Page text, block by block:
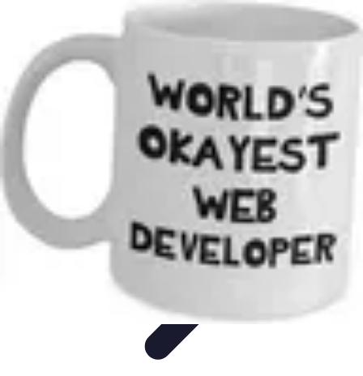
Tutoriel Programmation
Programmation
Tutoriel Programmation